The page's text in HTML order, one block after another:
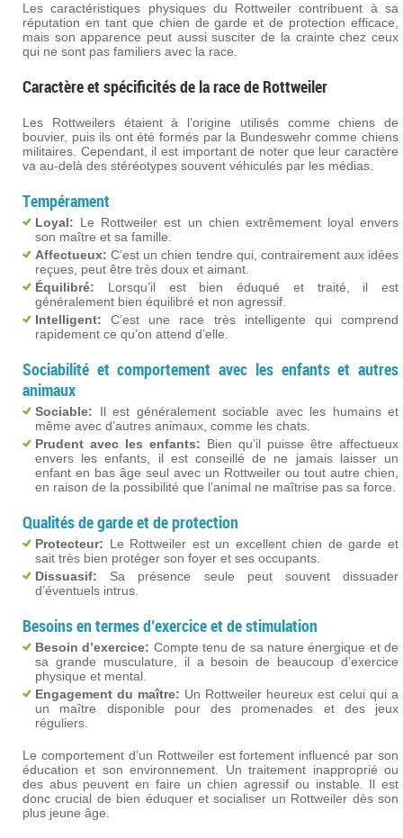
Les caractéristiques physiques du Rottweiler contribuent à sa
réputation en tant que chien de garde et de protection efficace,
mais son apparence peut aussi susciter de la crainte chez ceux
qui ne sont pas familiers avec la race.
Caractère et spécificités de la race de Rottweiler
Les Rottweilers étaient à l’origine utilisés comme chiens de
bouvier, puis ils ont été formés par la Bundeswehr comme chiens
militaires. Cependant, il est important de noter que leur caractère
va au-delà des stéréotypes souvent véhiculés par les médias.
Tempérament
Loyal: Le Rottweiler est un chien extrêmement loyal envers
son maître et sa famille.
Affectueux: C’est un chien tendre qui, contrairement aux idées
reçues, peut être très doux et aimant.
Équilibré: Lorsqu’il est bien éduqué et traité, il est
généralement bien équilibré et non agressif.
Intelligent: C’est une race très intelligente qui comprend
rapidement ce qu’on attend d’elle.
Sociabilité et comportement avec les enfants et autres
animaux
Sociable: Il est généralement sociable avec les humains et
même avec d’autres animaux, comme les chats.
Prudent avec les enfants: Bien qu’il puisse être affectueux
envers les enfants, il est conseillé de ne jamais laisser un
enfant en bas âge seul avec un Rottweiler ou tout autre chien,
en raison de la possibilité que l’animal ne maîtrise pas sa force.
Qualités de garde et de protection
Protecteur: Le Rottweiler est un excellent chien de garde et
sait très bien protéger son foyer et ses occupants.
Dissuasif: Sa présence seule peut souvent dissuader
d’éventuels intrus.
Besoins en termes d’exercice et de stimulation
Besoin d’exercice: Compte tenu de sa nature énergique et de
sa grande musculature, il a besoin de beaucoup d’exercice
physique et mental.
Engagement du maître: Un Rottweiler heureux est celui qui a
un maître disponible pour des promenades et des jeux
réguliers.
Le comportement d’un Rottweiler est fortement influencé par son
éducation et son environnement. Un traitement inapproprié ou
des abus peuvent en faire un chien agressif ou instable. Il est
donc crucial de bien éduquer et socialiser un Rottweiler dès son
plus jeune âge.